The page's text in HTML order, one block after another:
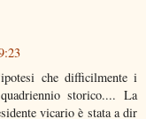
che difficilmente i
storico.... La
vicario è stata a dir